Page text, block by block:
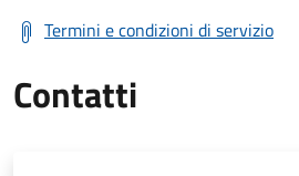
Termini e condizioni di servizio
Contatti